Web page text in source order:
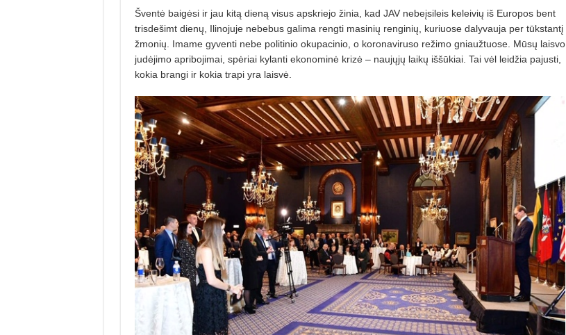
Šventė baigėsi ir jau kitą dieną visus apskriejo žinia, kad JAV ne­be­įsileis keleivių iš Europos bent
trisdešimt dienų, Ilinojuje nebebus galima rengti masinių renginių, kuriuo­se dalyvauja per tūkstantį
žmonių. Imame gyventi nebe politinio okupaci­nio, o koronaviruso režimo gniaužtuose. Mūsų laisvo
judėjimo apribojimai, spėriai kylanti ekonominė krizė – naujųjų laikų iššūkiai. Tai vėl leidžia pajusti,
kokia brangi ir kokia trapi yra laisvė.